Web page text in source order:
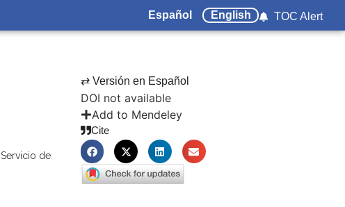
Español English TOC Alert
Servicio de
⇄ Versión en Español
DOI not available
Add to Mendeley
Cite